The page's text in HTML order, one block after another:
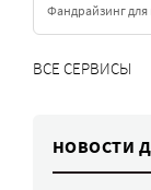
Фандрайзинг
ВСЕ СЕРВИСЫ
НОВОСТИ